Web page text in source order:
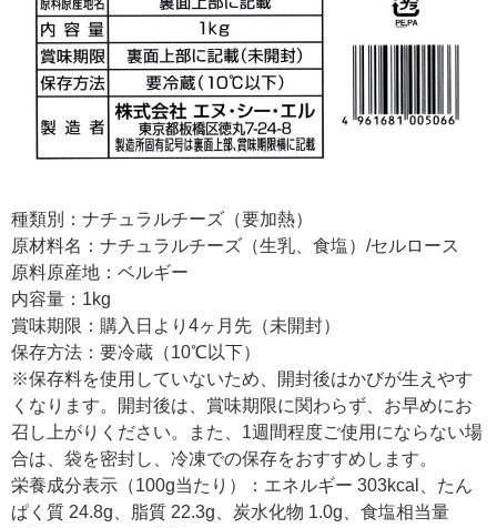
種類別：ナチュラルチーズ（要加熱）
原材料名：ナチュラルチーズ（生乳、食塩）/セルロース
原料原産地：ベルギー
内容量：1kg
賞味期限：購入日より4ヶ月先（未開封）
保存方法：要冷蔵（10℃以下）
※保存料を使用していないため、開封後はかびが生えやす
くなります。開封後は、賞味期限に関わらず、お早めにお
召し上がりください。また、1週間程度ご使用にならない場
合は、袋を密封し、冷凍での保存をおすすめします。
栄養成分表示（100g当たり）：エネルギー 303kcal、たん
ぱく質 24.8g、脂質 22.3g、炭水化物 1.0g、食塩相当量